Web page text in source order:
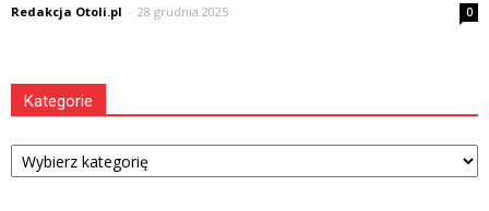
Redakcja Otoli.pl - 28 grudnia 2025 0
Kategorie
Kategorie